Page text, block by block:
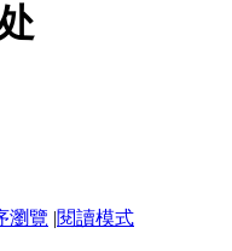
瀏覽 |閱讀模式